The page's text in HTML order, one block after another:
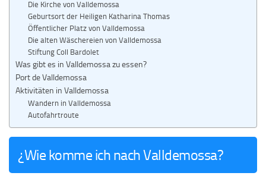
Die Kirche von Valldemossa
Geburtsort der Heiligen Katharina Thomas
Öffentlicher Platz von Valldemossa
Die alten Wäschereien von Valldemossa
Stiftung Coll Bardolet
Was gibt es in Valldemossa zu essen?
Port de Valldemossa
Aktivitäten in Valldemossa
Wandern in Valldemossa
Autofahrtroute
¿Wie komme ich nach Valldemossa?